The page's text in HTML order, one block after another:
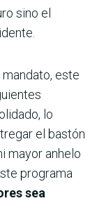
sino el
este
lo
el bastón
mayor anhelo
programa
sea